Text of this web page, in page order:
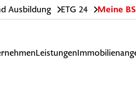
Ausbildung ETG 24 Meine
Leistungen